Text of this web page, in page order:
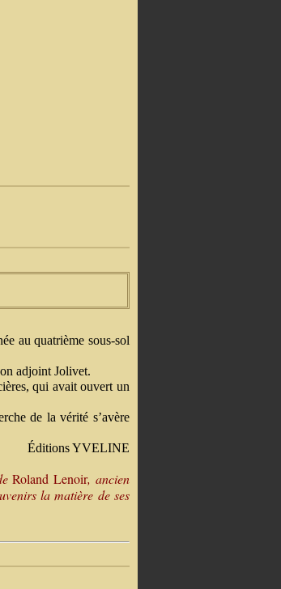
au quatrième sous-sol
adjoint Jolivet.
qui avait ouvert un
de la vérité s’avère
Éditions YVELINE
Roland Lenoir, ancien
la matière de ses